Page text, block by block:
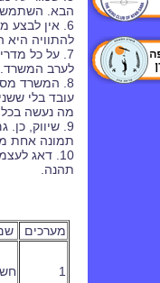
הבא. השתמש
6. אין
להתוויה היא
7. על כל
לערב המשרד.
8. המשרד
עובד בלי
מה נעשה בכל
9. שיווק,
תמונה אחת
10. דאג
תהנה.
מערכים
1